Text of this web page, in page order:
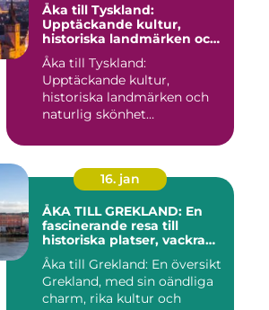
Åka till Tyskland:
Upptäckande kultur,
historiska landmärken och
naturlig skönhet
Åka till Tyskland:
Upptäckande kultur,
historiska landmärken och
naturlig skönhet
16. jan
ÅKA TILL GREKLAND: En
fascinerande resa till
historiska platser, vackra
stränder och lockande
kulturer
Åka till Grekland: En översikt
Grekland, med sin oändliga
charm, rika kultur och